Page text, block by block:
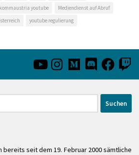
kommaustria youtube
Mediendienst auf Abruf
youtube regulierung
bereits seit dem 19. Februar 2000 sämtliche